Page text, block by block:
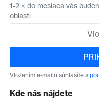
1-2 × do mesiaca vás
oblasti
Vložením e-mailu súhlasíte s
Kde nás nájdete